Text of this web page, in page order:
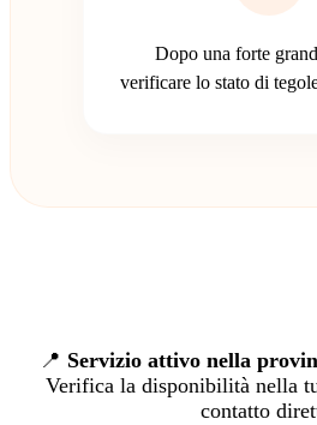
Dopo una forte
verificare lo stato di
📍 Servizio attivo nella
Verifica la disponibilità nella
contatto